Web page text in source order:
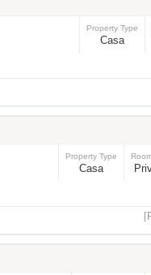
Property Type
Casa
Property Type
Casa